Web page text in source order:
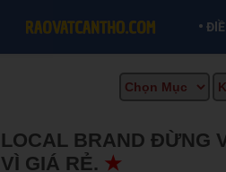
•
LOCAL BRAND ĐỪNG
VÌ GIÁ RẺ. ★ MUA